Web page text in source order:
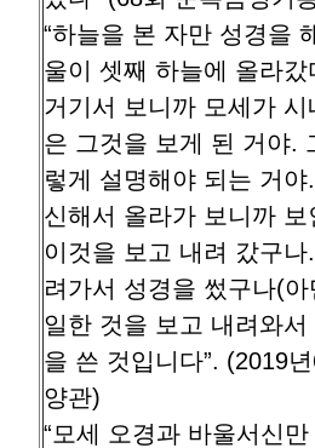
“하늘을 본 자만 성경을
울이 셋째 하늘에 올라
거기서 보니까 모세가
은 그것을 보게 된 거야.
렇게 설명해야 되는 거
신해서 올라가 보니까
이것을 보고 내려 갔구나
려가서 성경을 썼구나(
일한 것을 보고 내려와서
을 쓴 것입니다”. (2019
양관)
“모세 오경과 바울서신